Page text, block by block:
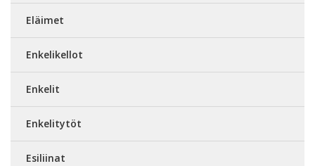
Eläimet
Enkelikellot
Enkelit
Enkelitytöt
Esiliinat